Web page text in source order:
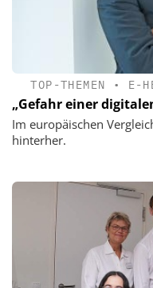
TOP-THEMEN • E-
„Gefahr einer
Im europäischen
hinterher.